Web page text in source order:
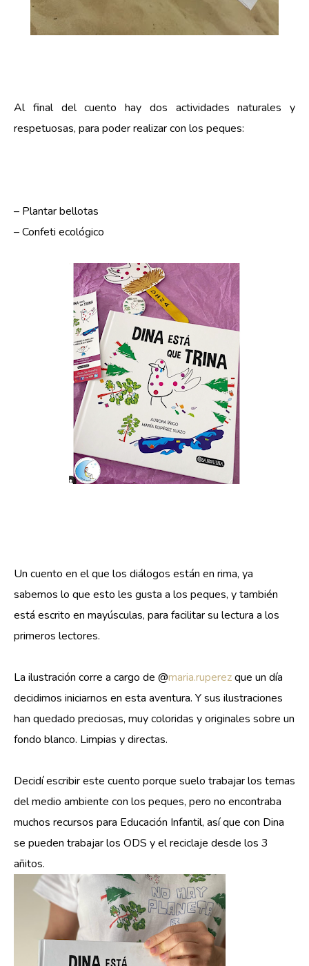
Al final del cuento hay dos actividades naturales y
respetuosas, para poder realizar con los peques:
– Plantar bellotas
– Confeti ecológico
Un cuento en el que los diálogos están en rima, ya
sabemos lo que esto les gusta a los peques, y también
está escrito en mayúsculas, para facilitar su lectura a los
primeros lectores.
La ilustración corre a cargo de @maria.ruperez que un día
decidimos iniciarnos en esta aventura. Y sus ilustraciones
han quedado preciosas, muy coloridas y originales sobre un
fondo blanco. Limpias y directas.
Decidí escribir este cuento porque suelo trabajar los temas
del medio ambiente con los peques, pero no encontraba
muchos recursos para Educación Infantil, así que con Dina
se pueden trabajar los ODS y el reciclaje desde los 3
añitos.